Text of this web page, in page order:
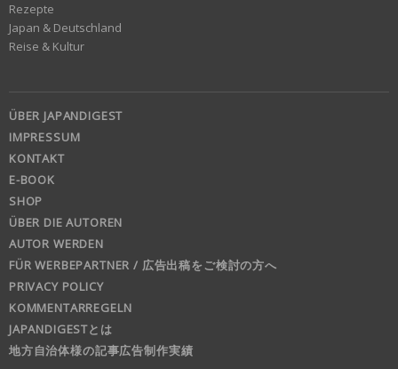
Rezepte
Japan & Deutschland
Reise & Kultur
ÜBER JAPANDIGEST
IMPRESSUM
KONTAKT
E-BOOK
SHOP
ÜBER DIE AUTOREN
AUTOR WERDEN
FÜR WERBEPARTNER / 広告出稿をご検討の方へ
PRIVACY POLICY
KOMMENTARREGELN
JAPANDIGESTとは
地方自治体様の記事広告制作実績